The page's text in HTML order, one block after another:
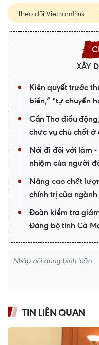
Theo dõi VietnamPlus
XÂY
Kiên quyết trước
biến,” "tự chuyển
Cần Thơ điều
chức vụ chủ chốt ở
Nói đi đôi với làm
nhiệm của người
Nâng cao chất
chính trị của
Đoàn kiểm tra
Đảng bộ tỉnh Cà
TIN LIÊN QUAN